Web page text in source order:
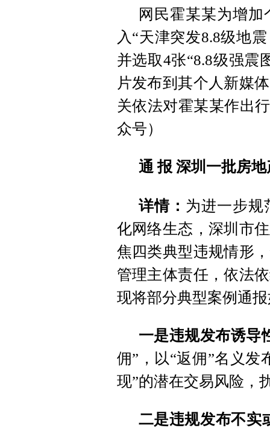
网民霍某某为增
入“天津突发8.8级地
并选取4张“8.8级强震
片发布到其个人新媒
关依法对霍某某作出
众号）
通 报 深圳一批房
详情： 为进一步规
化网络生态，深圳市
焦四类典型违规情形
管理主体责任，依法
现将部分典型案例通
一是违规发布诱导
佣”，以“返佣”名义发
现”的潜在交易风险，
二是违规发布不实